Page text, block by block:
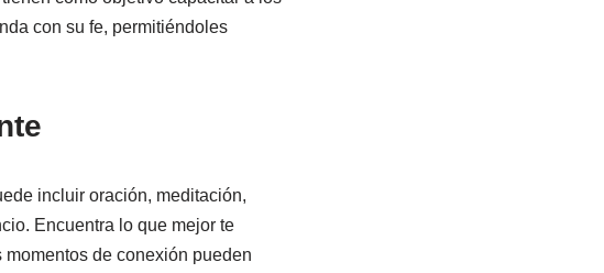
con su fe, permitiéndoles
incluir oración, meditación,
Encuentra lo que mejor te
de conexión pueden